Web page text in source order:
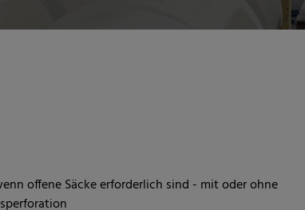
offene Säcke erforderlich sind - mit oder ohne